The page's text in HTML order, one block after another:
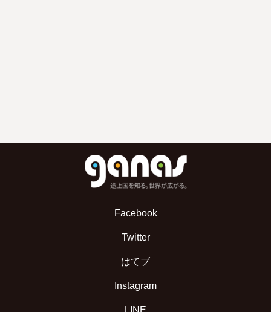
Facebook
Twitter
はてブ
Instagram
LINE